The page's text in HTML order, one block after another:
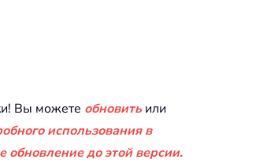
Вы можете обновить или
использования в
обновление до этой версии.